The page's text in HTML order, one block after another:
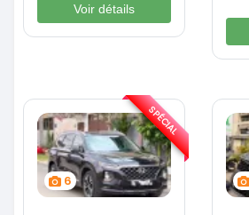
Voir détails
6
SPÉCIAL